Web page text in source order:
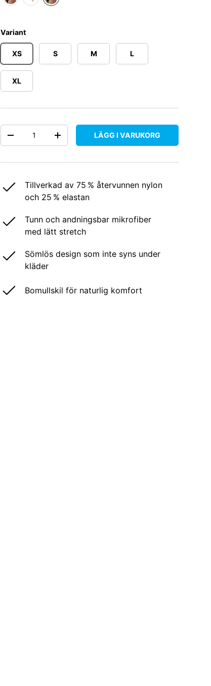
Variant
XS S M L
XL
DECREASE QUANTITYINCREASE QUANTITY
LÄGG I VARUKORG
Tillverkad av 75 % återvunnen nylon
och 25 % elastan
Tunn och andningsbar mikrofiber
med lätt stretch
Sömlös design som inte syns under
kläder
Bomullskil för naturlig komfort